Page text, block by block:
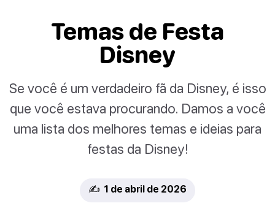
Temas de Festa
Disney
Se você é um verdadeiro fã da Disney, é isso
que você estava procurando. Damos a você
uma lista dos melhores temas e ideias para
festas da Disney!
✍️ 1 de abril de 2026